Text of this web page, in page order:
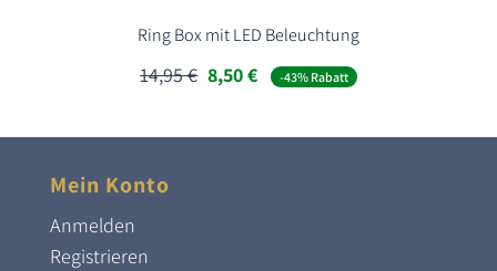
Ring Box mit LED Beleuchtung
14,95€ Ursprünglicher
Preis
14,95 €
8,50€Aktueller
Preis
8,50 €.
-43% Rabatt
Mein Konto
Anmelden
Registrieren